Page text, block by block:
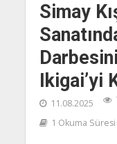
Simay
Ikigai’yi
11.08.2025
1 Okuma Süresi